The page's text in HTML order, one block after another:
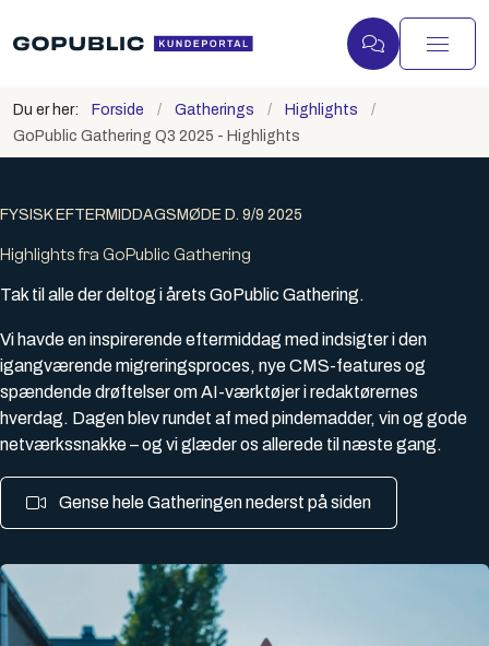
Du er her: Forside Gatherings
Highlights
GoPublic Gathering Q3 2025 - Highlights
FYSISK EFTERMIDDAGSMØDE D. 9/9 2025
Highlights fra GoPublic Gathering
Tak til alle der deltog i årets GoPublic Gathering.
Vi havde en inspirerende eftermiddag med indsigter i den
igangværende migreringsproces, nye CMS-features og
spændende drøftelser om AI-værktøjer i redaktørernes
hverdag. Dagen blev rundet af med pindemadder, vin og gode
netværkssnakke – og vi glæder os allerede til næste gang.
Gense hele Gatheringen nederst på siden